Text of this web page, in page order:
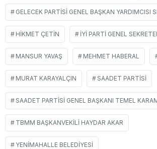
GELECEK PARTISI GENEL BAŞKAN YARDIMCISI
HIKMET ÇETIN İYİ PARTI GENEL
MANSUR YAVAŞ MEHMET HABERAL
MURAT KARAYALÇIN SAADET PARTISI
SAADET PARTISI GENEL BAŞKANI TEMEL
TBMM BAŞKANVEKILI HAYDAR AKAR
YENIMAHALLE BELEDIYESI